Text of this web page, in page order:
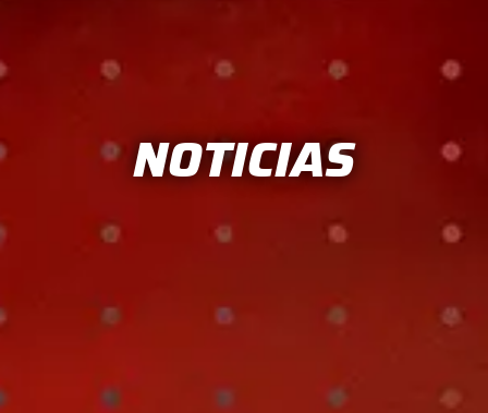
NOTICIAS